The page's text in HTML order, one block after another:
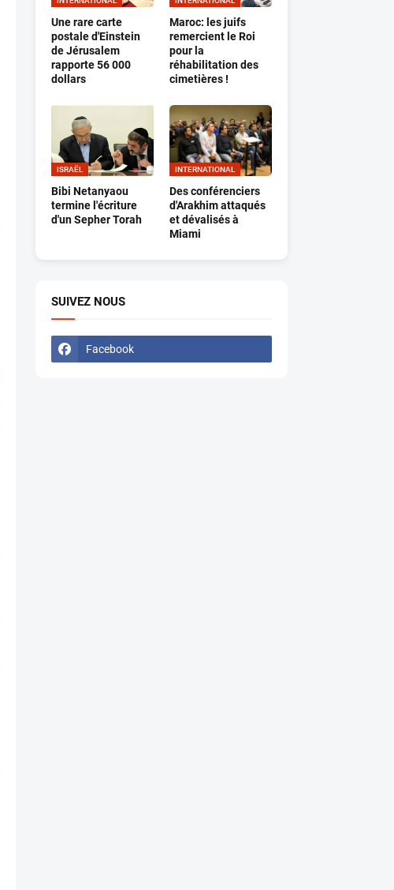
Une rare carte
postale d'Einstein
de Jérusalem
rapporte 56 000
dollars
Maroc: les juifs
remercient le Roi
pour la
réhabilitation des
cimetières !
ISRAËL
Bibi Netanyaou
termine l'écriture
d'un Sepher Torah
INTERNATIONAL
Des conférenciers
d'Arakhim attaqués
et dévalisés à
Miami
SUIVEZ NOUS
Facebook